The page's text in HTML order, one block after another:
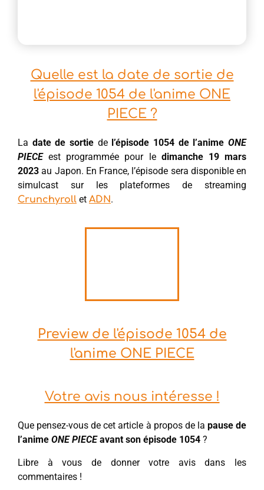
Quelle est la date de sortie de
l'épisode 1054 de l'anime ONE
PIECE ?
La date de sortie de l’épisode 1054 de l’animeONE
PIECEest programmée pour le dimanche 19 mars
2023 au Japon. En France, l’épisode sera disponible en
simulcast sur les plateformes de streaming
Crunchyroll et ADN.
Preview de l'épisode 1054 de
l'anime ONE PIECE
Votre avis nous intéresse !
Que pensez-vous de cet article à propos de la pause de
l’anime ONE PIECEavant son épisode 1054 ?
Libre à vous de donner votre avis dans les
commentaires !